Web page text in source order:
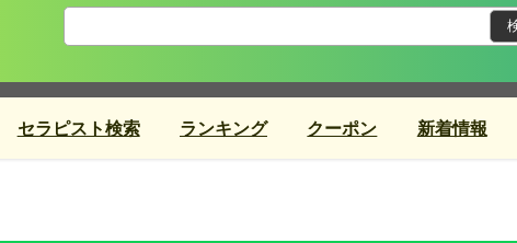
セラピスト検索 ランキング クーポン 新着情報